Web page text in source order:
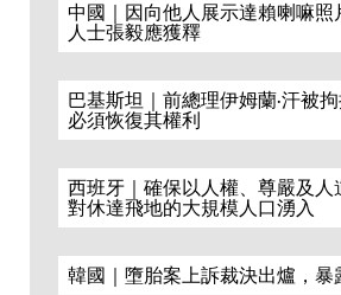
中國｜因向他人展示達賴喇嘛照
人士張毅應獲釋
巴基斯坦｜前總理伊姆蘭·汗被
必須恢復其權利
西班牙｜確保以人權、尊嚴及人
對休達飛地的大規模人口湧入
韓國｜墮胎案上訴裁決出爐，暴